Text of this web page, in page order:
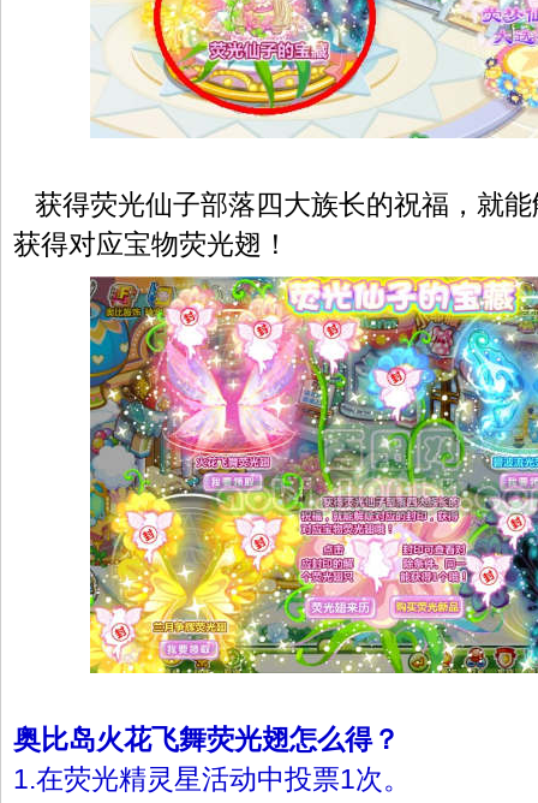
获得荧光仙子部落四大族长的祝福，就
获得对应宝物荧光翅！
奥比岛火花飞舞荧光翅怎么得？
1.在荧光精灵星活动中投票1次。